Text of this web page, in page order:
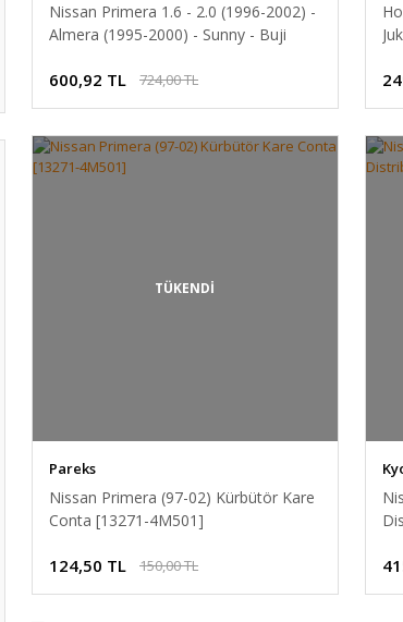
Nissan Primera 1.6 - 2.0 (1996-2002) -
Almera (1995-2000) - Sunny - Buji
600,92 TL 724,00 TL
TÜKENDİ
Pareks
Nissan Primera (97-02) Kürbütör Kare
Conta [13271-4M501]
124,50 TL 150,00 TL